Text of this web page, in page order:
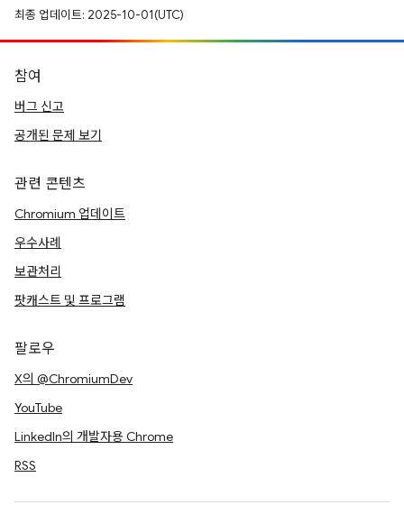
최종 업데이트: 2025-10-01(UTC)
참여
버그 신고
공개된 문제 보기
관련 콘텐츠
Chromium 업데이트
우수사례
보관처리
팟캐스트 및 프로그램
팔로우
X의 @ChromiumDev
YouTube
LinkedIn의 개발자용 Chrome
RSS